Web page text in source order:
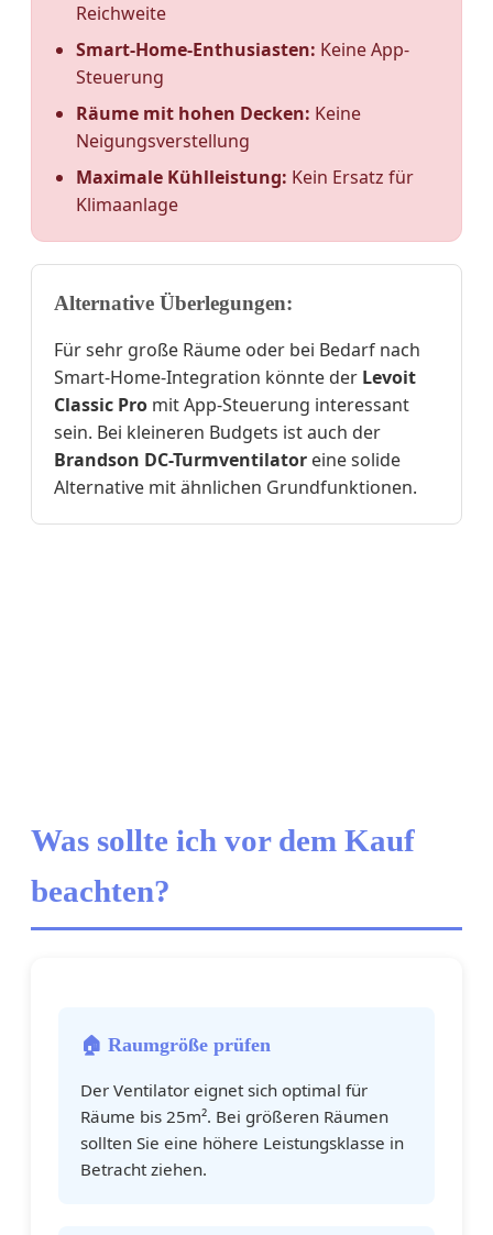
Reichweite
Smart-Home-Enthusiasten: Keine App-
Steuerung
Räume mit hohen Decken: Keine
Neigungsverstellung
Maximale Kühlleistung: Kein Ersatz für
Klimaanlage
Alternative Überlegungen:
Für sehr große Räume oder bei Bedarf nach
Smart-Home-Integration könnte der Levoit
Classic Pro mit App-Steuerung interessant
sein. Bei kleineren Budgets ist auch der
Brandson DC-Turmventilator eine solide
Alternative mit ähnlichen Grundfunktionen.
Was sollte ich vor dem Kauf
beachten?
🏠 Raumgröße prüfen
Der Ventilator eignet sich optimal für
Räume bis 25m². Bei größeren Räumen
sollten Sie eine höhere Leistungsklasse in
Betracht ziehen.